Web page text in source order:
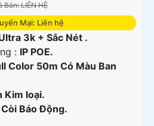
Bán: LIÊN HỆ
Mại: Liên hệ
3k + Sắc Nét .
: IP POE.
Color 50m Có Màu Ban
Kim loại.
Báo Động.